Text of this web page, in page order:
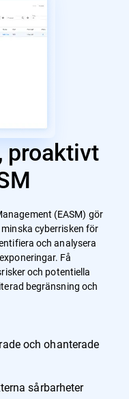
proaktivt
(EASM) gör
cyberrisken för
och analysera
Få
och potentiella
begränsning och
och ohanterade
sårbarheter